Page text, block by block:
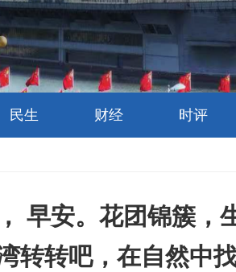
民生 财经 时评
早安。花团锦簇，
转转吧，在自然中